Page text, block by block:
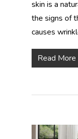
skin is a
the signs of
causes
Read More